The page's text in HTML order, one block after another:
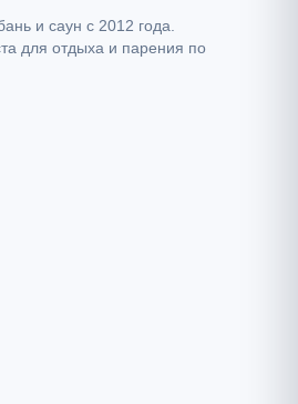
и саун с 2012 года.
для отдыха и парения по